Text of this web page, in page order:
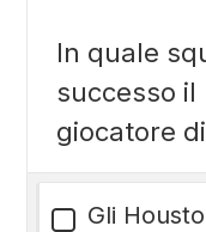
In quale
successo
giocatore
Gli